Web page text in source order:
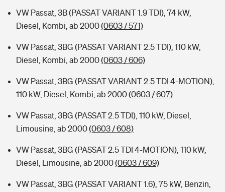
VW Passat, 3B (PASSAT VARIANT 1.9 TDI), 74 kW,
Diesel, Kombi, ab 2000(0603 / 571)
VW Passat, 3BG (PASSAT VARIANT 2.5 TDI), 110 kW,
Diesel, Kombi, ab 2000(0603 / 606)
VW Passat, 3BG (PASSAT VARIANT 2.5 TDI 4-MOTION),
110 kW, Diesel, Kombi, ab 2000(0603 / 607)
VW Passat, 3BG (PASSAT 2.5 TDI), 110 kW, Diesel,
Limousine, ab 2000(0603 / 608)
VW Passat, 3BG (PASSAT 2.5 TDI 4-MOTION), 110 kW,
Diesel, Limousine, ab 2000(0603 / 609)
VW Passat, 3BG (PASSAT VARIANT 1.6), 75 kW, Benzin,